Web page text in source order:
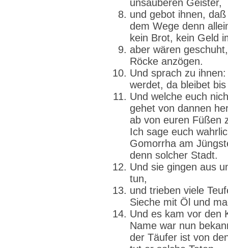
unsauberen Geister,
und gebot ihnen,
dem Wege denn
kein Brot, kein Geld
aber wären
Röcke anzögen.
Und sprach zu
werdet, da bleibet
Und welche euch
gehet von dannen
ab von euren Füßen
Ich sage euch
Gomorrha am
denn solcher Stadt.
Und sie gingen aus
tun,
und trieben viele
Sieche mit Öl und
Und es kam vor den
Name war nun
der Täufer ist von